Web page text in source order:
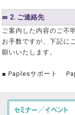
2. ご連絡先
ご案内した内容のご不
お手数ですが、下記に
願いいたします。
■ Paplesサポート